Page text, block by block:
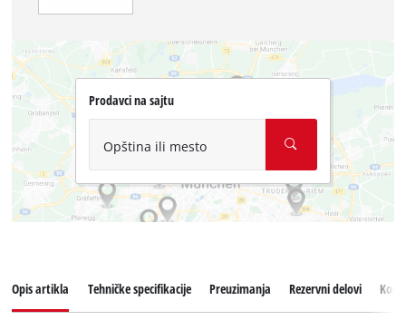
Prodavci na sajtu
Opština ili mesto
Opis artikla Tehničke specifikacije Preuzimanja Rezervni delovi